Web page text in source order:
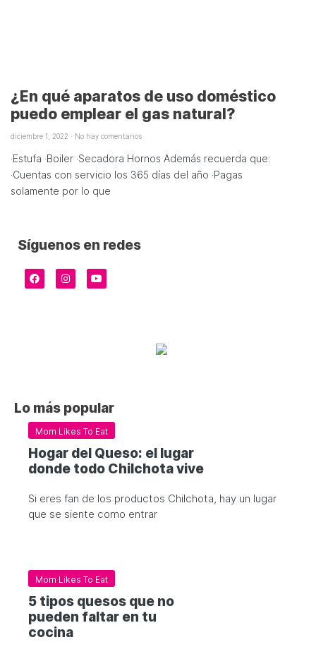
¿En qué aparatos de uso doméstico
puedo emplear el gas natural?
diciembre 1, 2022 No hay comentarios
·Estufa ·Boiler ·Secadora Hornos Además recuerda que:
·Cuentas con servicio los 365 días del año ·Pagas
solamente por lo que
Síguenos en redes
Lo más popular
Mom Likes To Eat
Hogar del Queso: el lugar
donde todo Chilchota vive
Si eres fan de los productos Chilchota, hay un lugar
que se siente como entrar
Mom Likes To Eat
5 tipos quesos que no
pueden faltar en tu
cocina